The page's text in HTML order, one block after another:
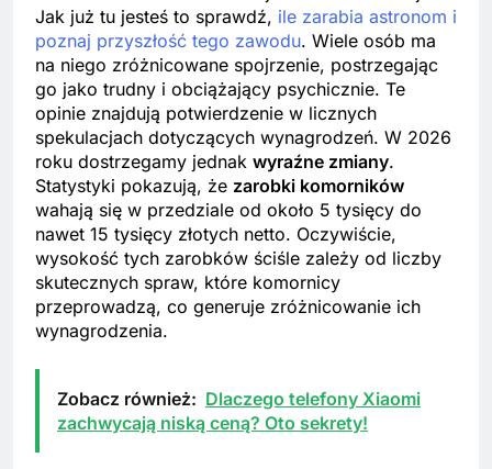
Jak już tu jesteś to sprawdź, ile zarabia astronom i
poznaj przyszłość tego zawodu. Wiele osób ma
na niego zróżnicowane spojrzenie, postrzegając
go jako trudny i obciążający psychicznie. Te
opinie znajdują potwierdzenie w licznych
spekulacjach dotyczących wynagrodzeń. W 2026
roku dostrzegamy jednak wyraźne zmiany.
Statystyki pokazują, że zarobki komorników
wahają się w przedziale od około 5 tysięcy do
nawet 15 tysięcy złotych netto. Oczywiście,
wysokość tych zarobków ściśle zależy od liczby
skutecznych spraw, które komornicy
przeprowadzą, co generuje zróżnicowanie ich
wynagrodzenia.
Zobacz również: Dlaczego telefony Xiaomi
zachwycają niską ceną? Oto sekrety!